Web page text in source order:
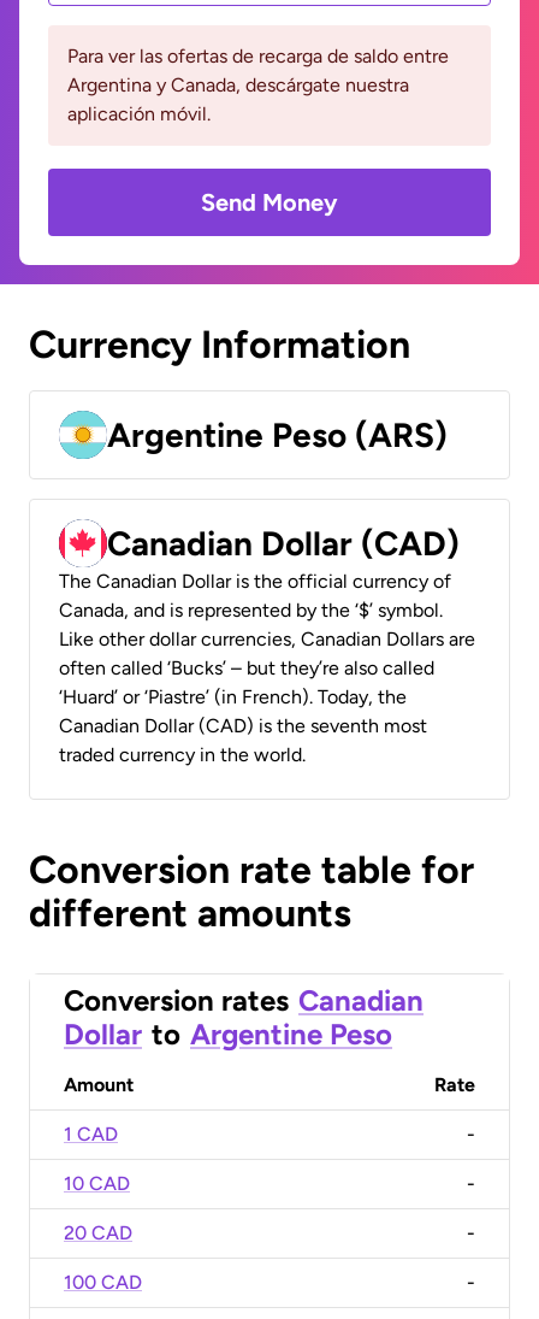
Para ver las ofertas de recarga de saldo entre
Argentina y Canada, descárgate nuestra
aplicación móvil.
Send Money
Currency Information
Argentine Peso (ARS)
Canadian Dollar (CAD)
The Canadian Dollar is the official currency of
Canada, and is represented by the ‘$’ symbol.
Like other dollar currencies, Canadian Dollars are
often called ‘Bucks’ – but they’re also called
‘Huard’ or ‘Piastre’ (in French). Today, the
Canadian Dollar (CAD) is the seventh most
traded currency in the world.
Conversion rate table for
different amounts
Conversion rates Canadian
Dollar to Argentine Peso
Amount Rate
1 CAD -
10 CAD -
20 CAD -
100 CAD -